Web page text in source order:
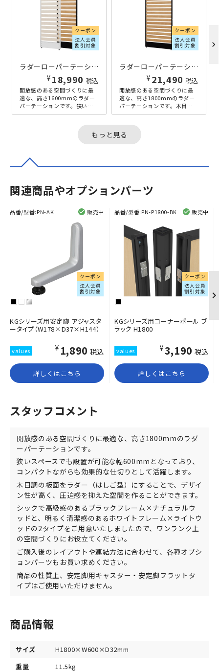
クーポン
法人会員
割引対象
ラダーローパーテーション KGシリーズ H1600×W600 ナチュラル
¥ 18,990 税込
開放感のある空間づくりに最
適な、高さ1600mmのラダー
パーテーションです。狭いス
ペースでも設置が可能な幅
クーポン
法人会員
割引対象
ラダーローパーテーション KGシリーズ H1800×W900 ナチュラル
¥ 21,490 税込
開放感のある空間づくりに最
適な、高さ1800mmのラダー
パーテーションです。木目調
の板面をラダー（はしご型）
高く、...
chevron_right
もっと見る
関連商品やオプションパーツ
品番/型番:PN-AK 販売中
クーポン
法人会員
割引対象
KGシリーズ用安定脚 アジャスタ
ータイプ（W178×D37×H144）
¥1,890 税込
詳しくはこちら
品番/型番:PN-P1800-BK 販売中
クーポン
法人会員
割引対象
KGシリーズ用コーナーポール ブ
ラック H1800
¥3,190 税込
詳しくはこちら
スタッフコメント
開放感のある空間づくりに最適な、高さ1800mmのラダ
ーパーテーションです。
狭いスペースでも設置が可能な幅600mmとなっており、
コンパクトながらも効果的な仕切りとして活躍します。
木目調の板面をラダー（はしご型）にすることで、デザイ
ン性が高く、圧迫感を抑えた空間を作ることができます。
シックで高級感のあるブラックフレーム×ナチュラルウ
ッドと、明るく清潔感のあるホワイトフレーム×ライトウ
ッドの2タイプをご用意いたしましたので、ワンランク上
の空間づくりにお役立てください。
ご購入後のレイアウトや連結方法に合わせて、各種オプシ
ョンパーツもお買い求めください。
商品の性質上、安定脚用キャスター・安定脚フラットタ
イプはご使用いただけません。
商品情報
サイズ
H1800×W600×D32mm
重量
11.5kg